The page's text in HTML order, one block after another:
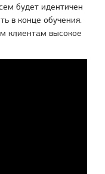
будет идентичен
в конце обучения.
клиентам высокое